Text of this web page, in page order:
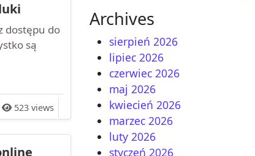
dostępu do
są
partnera bez dostępu do niego – Fortele i luki
523 views
Archives
sierpień 2026
lipiec 2026
czerwiec 2026
maj 2026
kwiecień 2026
marzec 2026
luty 2026
styczeń 2026